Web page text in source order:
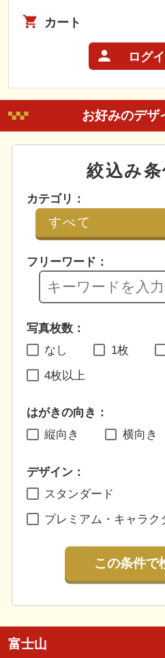
カート
ログ
お好みのデザ
絞込み
カテゴリ：
フリーワード：
写真枚数：
なし
1枚
4枚以上
はがきの向き：
縦向き
横向き
デザイン：
スタンダード
プレミアム・キャラク
この条件で
富士山